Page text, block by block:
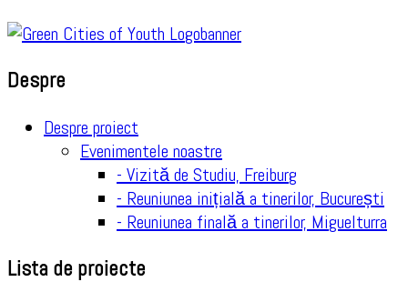
Despre
Despre proiect
Evenimentele noastre
- Vizită de Studiu, Freiburg
- Reuniunea inițială a tinerilor, București
- Reuniunea finală a tinerilor, Miguelturra
Lista de proiecte